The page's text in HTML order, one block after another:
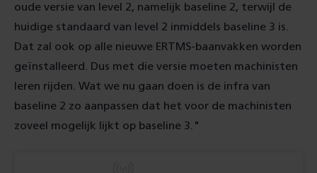
oude versie van level 2, namelijk baseline 2, terwijl de
huidige standaard van level 2 inmiddels baseline 3 is.
Dat zal ook op alle nieuwe ERTMS-baanvakken worden
geïnstalleerd. Dus met die versie moeten machinisten
leren rijden. Wat we nu gaan doen is de infra van
baseline 2 zo aanpassen dat het voor de machinisten
zoveel mogelijk lijkt op baseline 3."